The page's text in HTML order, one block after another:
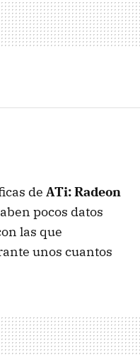
de ATi: Radeon
pocos datos
las que
unos cuantos